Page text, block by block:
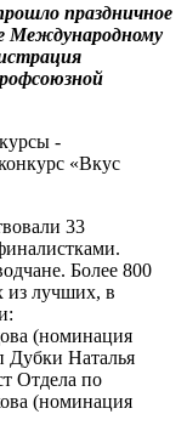
праздничное
Международному
-
«Вкус
33
Более 800
из лучших, в
(номинация
Дубки Наталья
Отдела по
(номинация